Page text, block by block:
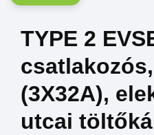
TYPE 2
(3X32A),
utcai